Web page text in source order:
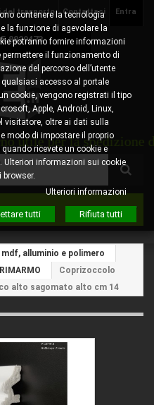
Entra
Contattaci
del trasporto
per la spedizione
alluminio e polimero
Coprizoccolo
alto sagomato alto cm 14
contenere la tecnologia
la funzione di agevolare la
potranno fornire informazioni
permettere il funzionamento di
del percorso dell’utente
qualsiasi accesso al portale
cookie, vengono registrati il tipo
Apple, Android, Linux,
visitatore, oltre ai dati sulla
modo di impostare il proprio
ricevete un cookie e
Ulteriori informazioni sui cookie
Ulteriori informazioni
tutti Rifiuta tutti